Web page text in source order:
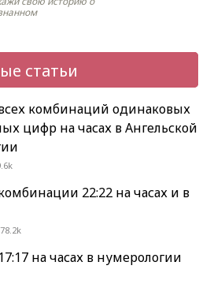
статьи
комбинаций одинаковых
цифр на часах в Ангельской
22:22 на часах и в
на часах в нумерологии